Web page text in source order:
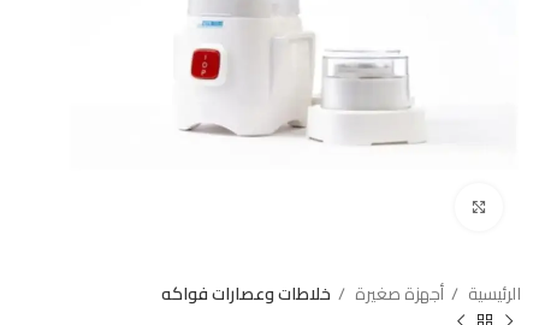
الرئيسية أجهزة صغيرة خلاطات وعصارات فواكه